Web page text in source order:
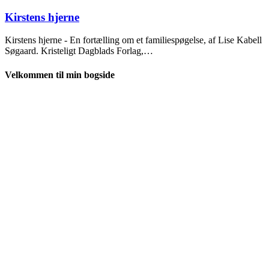
Kirstens hjerne
Kirstens hjerne - En fortælling om et familiespøgelse, af Lise Kabell
Søgaard. Kristeligt Dagblads Forlag,…
Velkommen til min bogside